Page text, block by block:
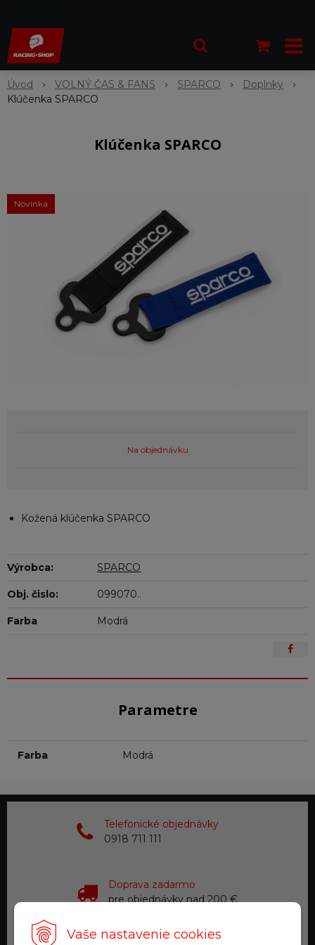
Vaše nastavenie cookies
Úvod VOLNÝ ČAS & FANS SPARCO
Doplnky
Klúčenka SPARCO
Klúčenka SPARCO
Novinka
Na objednávku
Kožená klúčenka SPARCO
Výrobca: SPARCO
Obj. čislo: 099070..
Farba Modrá
Parametre
Farba Modrá
Telefonické objednávky
0918 711 111
Doprava zadarmo
pre objednávky nad 200 €